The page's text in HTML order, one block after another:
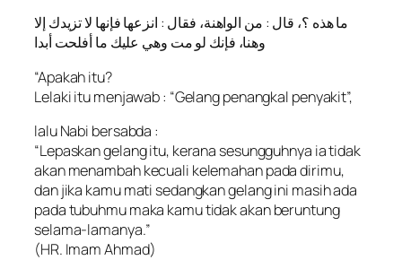
ما هذه ؟، قال : من الواهنة، فقال : انزعها فإنها لا تزيدك إلا
وهنا، فإنك لو مت وهي عليك ما أفلحت أبدا
“Apakah itu?
Lelaki itu menjawab : “Gelang penangkal penyakit”,
lalu Nabi bersabda :
“Lepaskan gelang itu, kerana sesungguhnya ia tidak
akan menambah kecuali kelemahan pada dirimu,
dan jika kamu mati sedangkan gelang ini masih ada
pada tubuhmu maka kamu tidak akan beruntung
selama-lamanya.”
(HR. Imam Ahmad)